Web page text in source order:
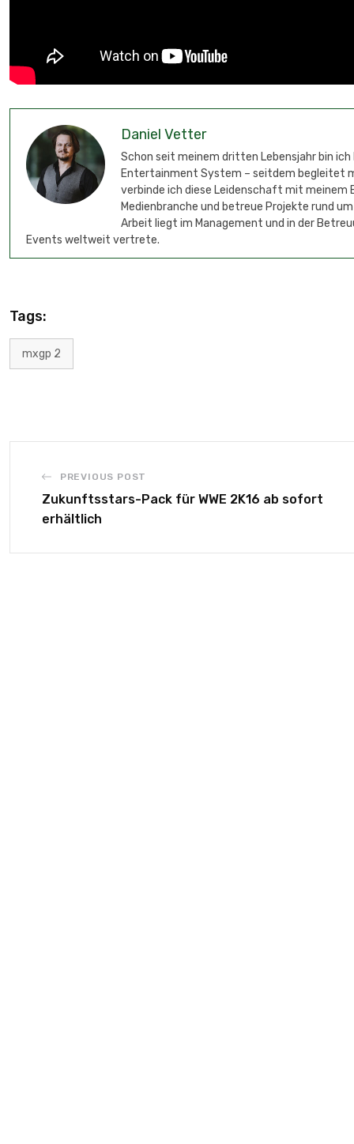
Daniel Vetter
Schon seit meinem dritten Lebensjahr bin
Entertainment System – seitdem begleitet
verbinde ich diese Leidenschaft mit meinem
Medienbranche und betreue Projekte rund
Arbeit liegt im Management und in der
Events weltweit vertrete.
Tags:
mxgp 2
PREVIOUS POST
Zukunftsstars-Pack für WWE 2K16 ab sofort
erhältlich